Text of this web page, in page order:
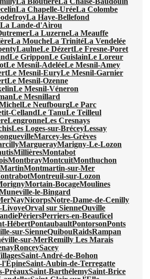
La Chapelle-UréeLa Colombe
La Haye-Bellefond
La Lande-d'Airou
La LuzerneLa Meauffe
La MoucheLa TrinitéLa Vendelée
LaulneLe DézertLe Fresne-Poret
Le GripponLe GuislainLe Loreur
Le Mesnil-AdeléeLe Mesnil-Amey
Le Mesnil-EuryLe Mesnil-Garnier
Le Mesnil-Ozenne
Le Mesnil-Véneron
Le Mesnillard
Le NeufbourgLe Parc
CellandLe TanuLe Teilleul
LengronneLes Cresnays
Les Loges-sur-BréceyLessay
Marcey-les-Grèves
MarguerayMarigny-Le-Lozon
MillièresMontabot
MontbrayMontcuitMonthuchon
Montmartin-sur-Mer
Montreuil-sur-Lozon
Mortain-BocageMoulines
le-Bingard
NayNicorpsNotre-Dame-de-Cenilly
LivoyeOrval sur SienneOuville
PériersPerriers-en-Beauficel
HébertPontaubaultPontorsonPonts
sur-SienneQuibouRaidsRampan
sur-MerRemilly Les Marais
RonceySacey
Saint-André-de-Bohon
l'ÉpineSaint-Aubin-de-Terregatte
PréauxSaint-BarthélemySaint-Brice